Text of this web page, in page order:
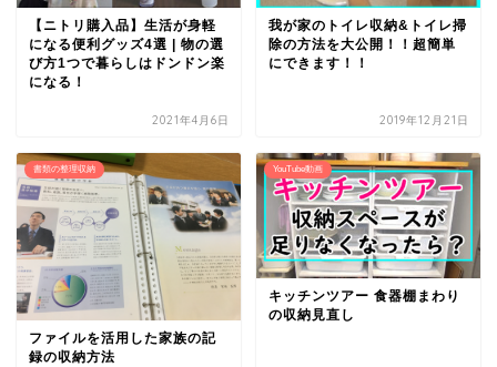
【ニトリ購入品】生活が身軽
になる便利グッズ4選 | 物の選
び方1つで暮らしはドンドン楽
になる！
2021年4月6日
我が家のトイレ収納&トイレ掃
除の方法を大公開！！超簡単
にできます！！
2019年12月21日
書類の整理収納
ファイルを活用した家族の記
録の収納方法
YouTube動画
キッチンツアー 食器棚まわり
の収納見直し